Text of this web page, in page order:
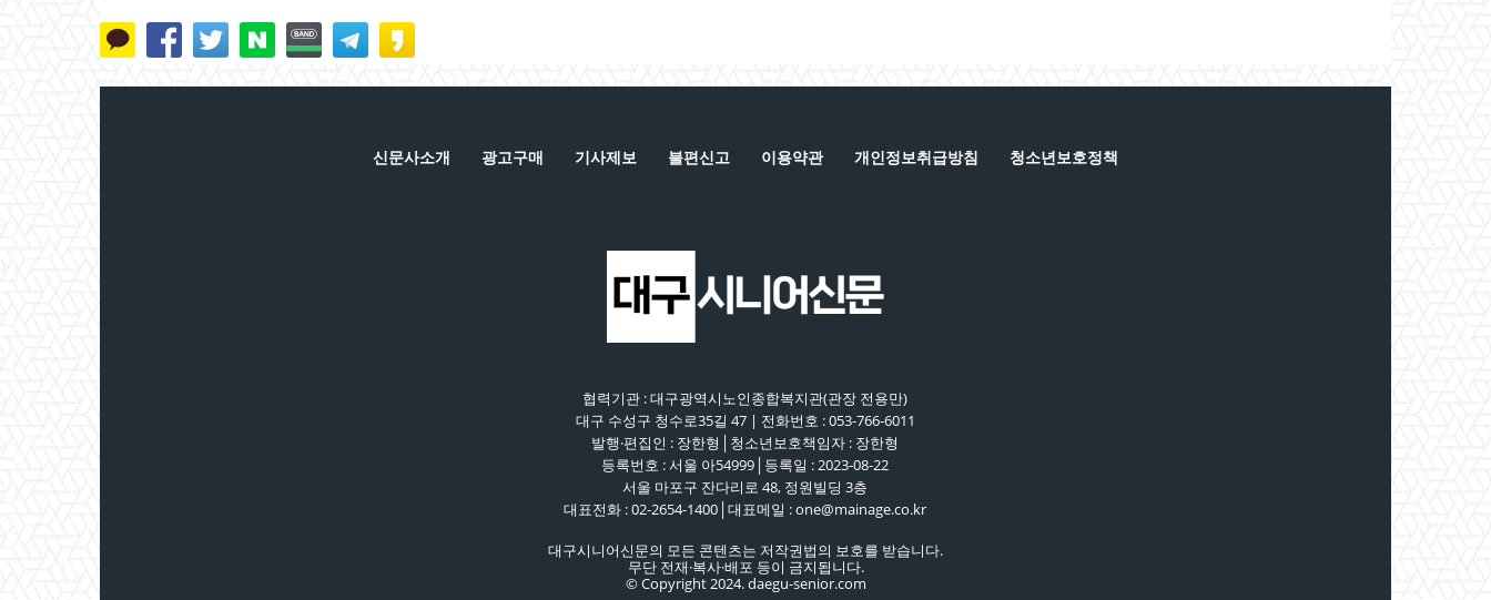
신문사소개 광고구매 기사제보 불편신고 이용약관 개인정보취급방침 청소년보호정책
협력기관 : 대구광역시노인종합복지관(관장 전용만)
대구 수성구 청수로35길 47 | 전화번호 : 053-766-6011
발행·편집인 : 장한형│청소년보호책임자 : 장한형
등록번호 : 서울 아54999│등록일 : 2023-08-22
서울 마포구 잔다리로 48, 정원빌딩 3층
대표전화 : 02-2654-1400│대표메일 : one@mainage.co.kr
대구시니어신문의 모든 콘텐츠는 저작권법의 보호를 받습니다.
무단 전재·복사·배포 등이 금지됩니다.
© Copyright 2024. daegu-senior.com